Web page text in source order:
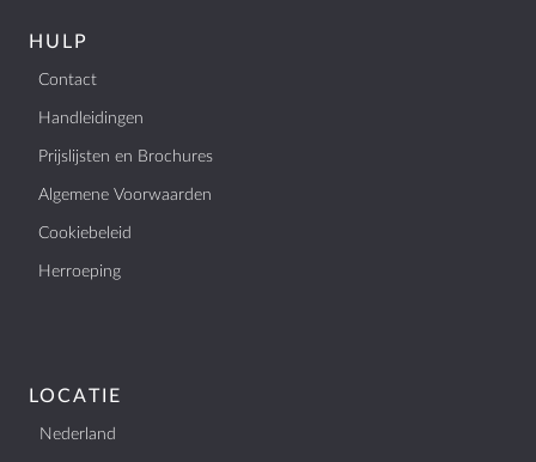
HULP
Contact
Handleidingen
Prijslijsten en Brochures
Algemene Voorwaarden
Cookiebeleid
Herroeping
LOCATIE
Nederland